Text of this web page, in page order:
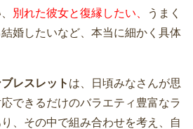
別れた彼女と復縁したい、
うまく
婚したいなど、本当に細かく具体
レスレット は、日頃みなさんが思
できるだけのバラエティ豊富なラ
、その中で組み合わせを考え、自